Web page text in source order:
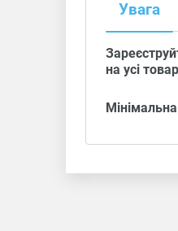
Увага
на усі